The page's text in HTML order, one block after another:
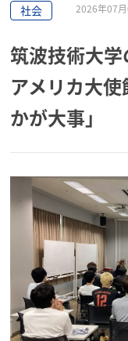
社会 2026年07月
筑波技術大
アメリカ大
かが大事」